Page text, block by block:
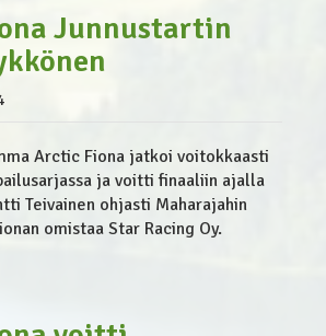
Junnustartin
Arctic Fiona jatkoi voitokkaasti
ja voitti finaaliin ajalla
Teivainen ohjasti Maharajahin
omistaa Star Racing Oy.